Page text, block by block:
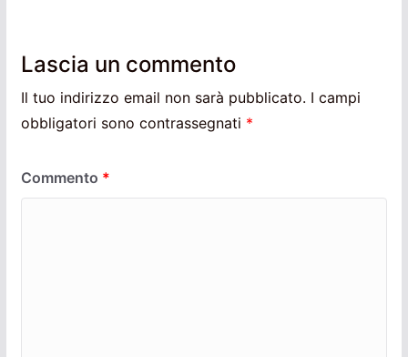
Lascia un commento
Il tuo indirizzo email non sarà pubblicato. I campi
obbligatori sono contrassegnati *
Commento *